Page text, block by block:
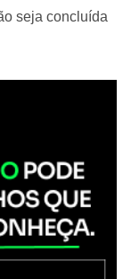
seja concluída